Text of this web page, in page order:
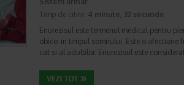
Timp de citire: 4 minute, 32 secunde
Enurezisul este termenul medical pentru
obicei in timpul somnului. Este o afectiune
cat si al adultilor. Enurezisul este